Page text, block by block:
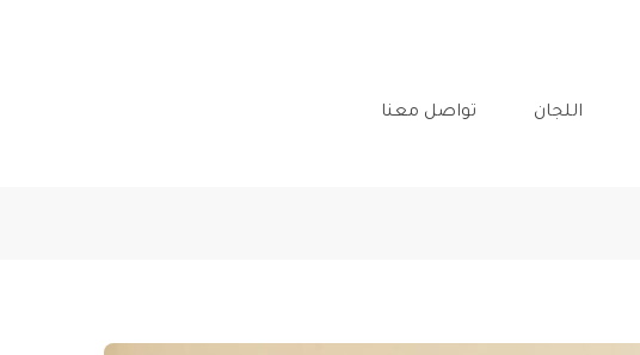
اللجان تواصل معنا